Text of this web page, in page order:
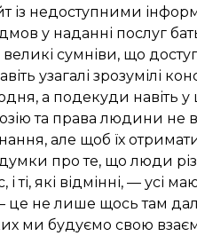
із недоступними
у наданні послуг
сумніви, що
узагалі зрозумілі
а подекуди навіть у
та права людини не
але щоб їх
про те, що люди
ті, які відмінні, — усі
не лише щось там
ми будуємо свою